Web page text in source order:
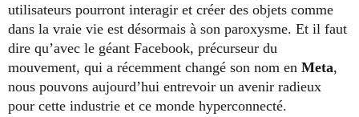
utilisateurs pourront interagir et créer des objets comme
dans la vraie vie est désormais à son paroxysme. Et il faut
dire qu’avec le géant Facebook, précurseur du
mouvement, qui a récemment changé son nom en Meta,
nous pouvons aujourd’hui entrevoir un avenir radieux
pour cette industrie et ce monde hyperconnecté.